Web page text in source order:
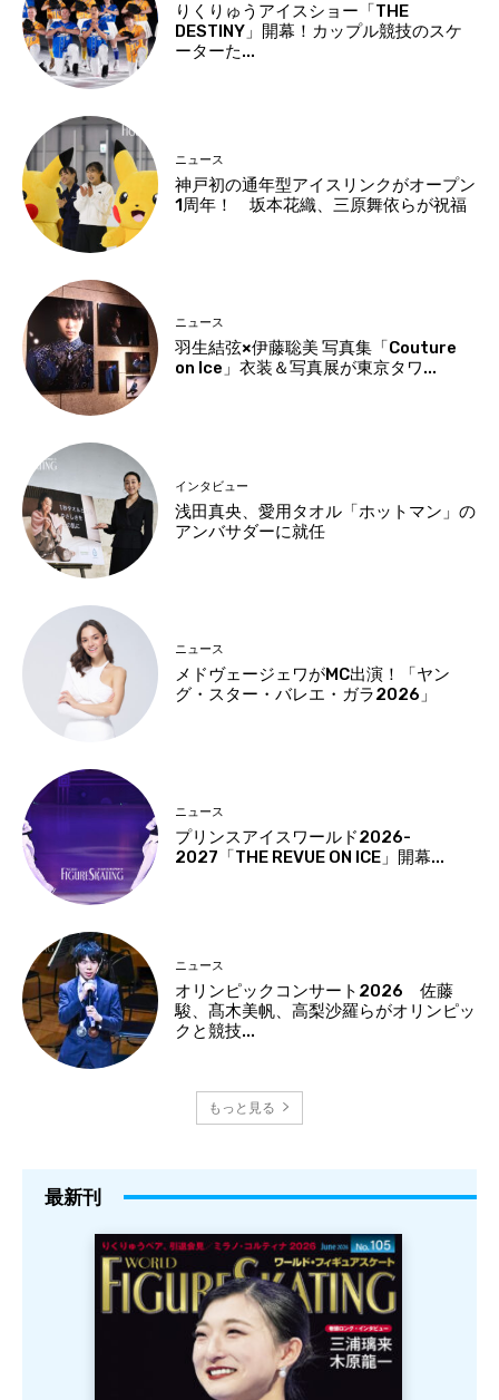
りくりゅうアイスショー「THE
DESTINY」開幕！カップル競技のスケ
ーターた...
ニュース
神戸初の通年型アイスリンクがオープン
1周年！ 坂本花織、三原舞依らが祝福
ニュース
羽生結弦×伊藤聡美 写真集「Couture
on Ice」衣装＆写真展が東京タワ...
インタビュー
浅田真央、愛用タオル「ホットマン」の
アンバサダーに就任
ニュース
メドヴェージェワがMC出演！「ヤン
グ・スター・バレエ・ガラ2026」
ニュース
プリンスアイスワールド2026-
2027「THE REVUE ON ICE」開幕...
ニュース
オリンピックコンサート2026 佐藤
駿、髙木美帆、高梨沙羅らがオリンピッ
クと競技...
もっと見る
最新刊